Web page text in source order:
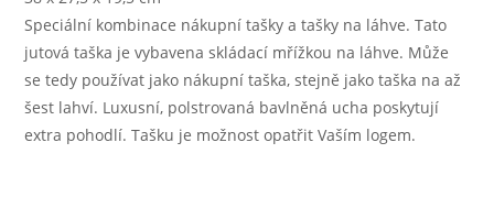
Speciální kombinace nákupní tašky a tašky na láhve. Tato
jutová taška je vybavena skládací mřížkou na láhve. Může
se tedy používat jako nákupní taška, stejně jako taška na až
šest lahví. Luxusní, polstrovaná bavlněná ucha poskytují
extra pohodlí. Tašku je možnost opatřit Vaším logem.